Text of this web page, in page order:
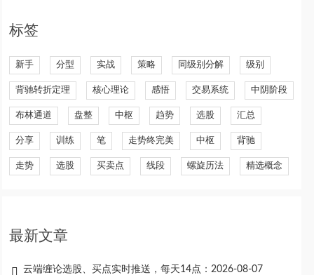
标签
新手 分型 实战 策略 同级别分解 级别
背驰转折定理 核心理论 感悟 交易系统 中阴阶段
布林通道 盘整 中枢 趋势 选股 汇总
分享 训练 笔 走势终完美 中枢 背驰
走势 选股 买卖点 线段 螺旋历法 精选概念
最新文章
云端缠论选股、买点实时推送，每天14点：2026-08-07